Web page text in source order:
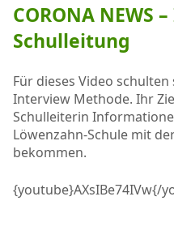
CORONA
Schulleitung
Für dieses Video
Interview Methode. Ihr
Schulleiterin
Löwenzahn-Schule mit
bekommen.
{youtube}AXsIBe74IVw{/